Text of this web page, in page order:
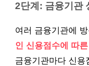
2단계: 금융기관
여러 금융기관에
인 신용점수에 따
금융기관마다 신용